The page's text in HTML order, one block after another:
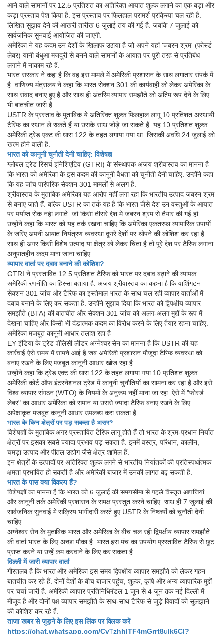
आने वाले सामानों पर 12.5 प्रतिशत का अतिरिक्त आयात शुल्क लगाने का एक बड़ा और
कड़ा प्रस्ताव पेश किया है. इस प्रस्ताव पर फिलहाल परामर्श प्रक्रिया चल रही है.
लिखित सुझाव देने की आखरी तारीख 6 जुलाई तय की गई है. जबकि 7 जुलाई को
सार्वजनिक सुनवाई आयोजित की जाएगी.
अमेरिका ने यह कदम उन देशों के खिलाफ उठाया है जो अपने यहां 'जबरन श्रम' (फोर्स्ड
लेबर) यानी बंधुआ मजदूरी से बनने वाले सामानों के आयात पर पूरी तरह से प्रतिबंध
लगाने में नाकाम रहे हैं.
भारत सरकार ने कहा है कि वह इस मामले में अमेरिकी प्रशासन के साथ लगातार संपर्क में
है. वाणिज्य मंत्रालय ने कहा कि भारत सेक्शन 301 की कार्यवाही को लेकर अमेरिका के
साथ संवाद बनाए हुए है और साथ ही अंतरिम व्यापार समझौते को अंतिम रूप देने के लिए
भी बातचीत जारी है.
USTR के प्रस्ताव के मुताबिक ये अतिरिक्त शुल्क फिलहाल लागू 10 प्रतिशत अस्थायी
टैरिफ का स्थान ले सकते हैं या उसके साथ जोड़े जा सकते हैं. यह 10 प्रतिशत शुल्क
अमेरिकी ट्रेड एक्ट की धारा 122 के तहत लगाया गया था. जिसकी अवधि 24 जुलाई को
खत्म होने वाली है.
भारत को कानूनी चुनौती देनी चाहिए: विशेषज्ञ
ग्लोबल ट्रेड रिसर्च इनिशिएटिव (GTRI) के संस्थापक अजय श्रीवास्तव का मानना है
कि भारत को अमेरिका के इस कदम की कानूनी वैधता को चुनौती देनी चाहिए. उन्होंने कहा
कि यह जांच पारंपरिक सेक्शन 301 मामलों से अलग है.
श्रीवास्तव के मुताबिक अमेरिका यह आरोप नहीं लगा रहा कि भारतीय उत्पाद जबरन श्रम
से बनाए जाते हैं. बल्कि USTR का तर्क यह है कि भारत जैसे देश उन वस्तुओं के आयात
पर पर्याप्त रोक नहीं लगाते. जो किसी तीसरे देश में जबरन श्रम से तैयार की गई हों.
उन्होंने कहा कि भारत को यह तर्क रखना चाहिए कि अमेरिका एकतरफा व्यापारिक उपायों
के जरिए अपनी आयात नियंत्रण व्यवस्था दूसरे देशों पर थोपने की कोशिश कर रहा है.
साथ ही अगर किसी विशेष उत्पाद या क्षेत्र को लेकर चिंता है तो पूरे देश पर टैरिफ लगाना
अनुपातहीन कदम माना जाना चाहिए.
व्यापार वार्ता पर दबाव बनाने की कोशिश?
GTRI ने प्रस्तावित 12.5 प्रतिशत टैरिफ को भारत पर दबाव बढ़ाने की व्यापक
अमेरिकी रणनीति का हिस्सा बताया है. अजय श्रीवास्तव का कहना है कि वाशिंगटन
सेक्शन 301 जांच और टैरिफ का इस्तेमाल भारत के साथ चल रही व्यापार वार्ताओं में
दबाव बनाने के लिए कर सकता है. उन्होंने सुझाव दिया कि भारत को द्विपक्षीय व्यापार
समझौते (BTA) की बातचीत और सेक्शन 301 जांच को अलग-अलग मुद्दों के रूप में
देखना चाहिए और किसी भी दंडात्मक कदम का विरोध करने के लिए तैयार रहना चाहिए.
अमेरिका मजबूत कानूनी आधार तलाश रहा है
EY इंडिया के ट्रेड पॉलिसी लीडर अग्नेश्वर सेन का मानना है कि USTR की यह
कार्रवाई ऐसे समय में सामने आई है जब अमेरिकी प्रशासन मौजूदा टैरिफ व्यवस्था को
बनाए रखने के लिए मजबूत कानूनी आधार खोज रहा है.
उन्होंने कहा कि ट्रेड एक्ट की धारा 122 के तहत लगाया गया 10 प्रतिशत शुल्क
अमेरिकी कोर्ट ऑफ इंटरनेशनल ट्रेड में कानूनी चुनौतियों का सामना कर रहा है और इसे
विश्व व्यापार संगठन (WTO) के नियमों के अनुरूप नहीं माना जा रहा. ऐसे में "फोर्स्ड
लेबर" का आधार अमेरिका को समान या उससे ज्यादा टैरिफ बनाए रखने के लिए
अपेक्षाकृत मजबूत कानूनी आधार उपलब्ध करा सकता है.
भारत के किन क्षेत्रों पर पड़ सकता है असर?
विशेषज्ञों के मुताबिक अगर प्रस्तावित टैरिफ लागू होते हैं तो भारत के श्रम-प्रधान निर्यात
क्षेत्रों पर इसका सबसे ज्यादा प्रभाव पड़ सकता है. इनमें वस्त्र, परिधान, कालीन,
चमड़ा उत्पाद और पीतल उद्योग जैसे क्षेत्र शामिल हैं.
इन क्षेत्रों के उत्पादों पर अतिरिक्त शुल्क लगने से भारतीय निर्यातकों की प्रतिस्पर्धात्मक
क्षमता प्रभावित हो सकती है और अमेरिकी बाजार में उनकी लागत बढ़ सकती है.
भारत के पास क्या विकल्प हैं?
विशेषज्ञों का मानना है कि भारत को 6 जुलाई की समयसीमा से पहले विस्तृत आपत्तियां
और कानूनी तर्क अमेरिकी प्रशासन के समक्ष प्रस्तुत करने चाहिए. साथ ही 7 जुलाई की
सार्वजनिक सुनवाई में सक्रिय भागीदारी करते हुए USTR के निष्कर्षों को चुनौती देनी
चाहिए.
अग्नेश्वर सेन के मुताबिक भारत और अमेरिका के बीच चल रही द्विपक्षीय व्यापार समझौते
की वार्ता भारत के लिए अच्छा मौका है. भारत इस मंच का उपयोग प्रस्तावित टैरिफ से छूट
प्राप्त करने या उन्हें कम करवाने के लिए कर सकता है.
दिल्ली में जारी व्यापार वार्ता
गौरतलब है कि भारत और अमेरिका इस समय द्विपक्षीय व्यापार समझौते को लेकर गहन
बातचीत कर रहे हैं. दोनों देशों के बीच बाजार पहुंच, शुल्क, कृषि और अन्य व्यापारिक मुद्दों
पर चर्चा जारी है. अमेरिकी व्यापार प्रतिनिधिमंडल 1 जून से 4 जून तक नई दिल्ली में
मौजूद है और दोनों पक्ष व्यापार समझौते के साथ-साथ टैरिफ से जुड़े विवादों को सुलझाने
की कोशिश कर रहे हैं.
ताजा खबर से जुड़ने के लिए इस लिंक पर क्लिक करें
https://chat.whatsapp.com/CvTzhhITF4mGrrt8ulk6CI?